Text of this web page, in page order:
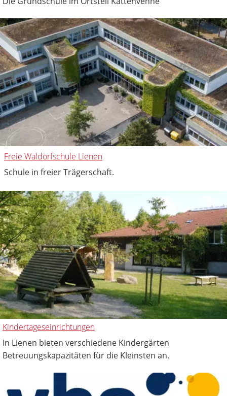
Freie Waldorfschule Lienen
Schule in freier Trägerschaft.
Kindertageseinrichtungen
In Lienen bieten verschiedene Kindergärten
Betreuungskapazitäten für die Kleinsten an.